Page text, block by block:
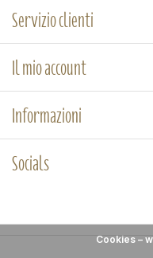
Servizio clienti
Il mio account
Informazioni
Socials
Cookies –